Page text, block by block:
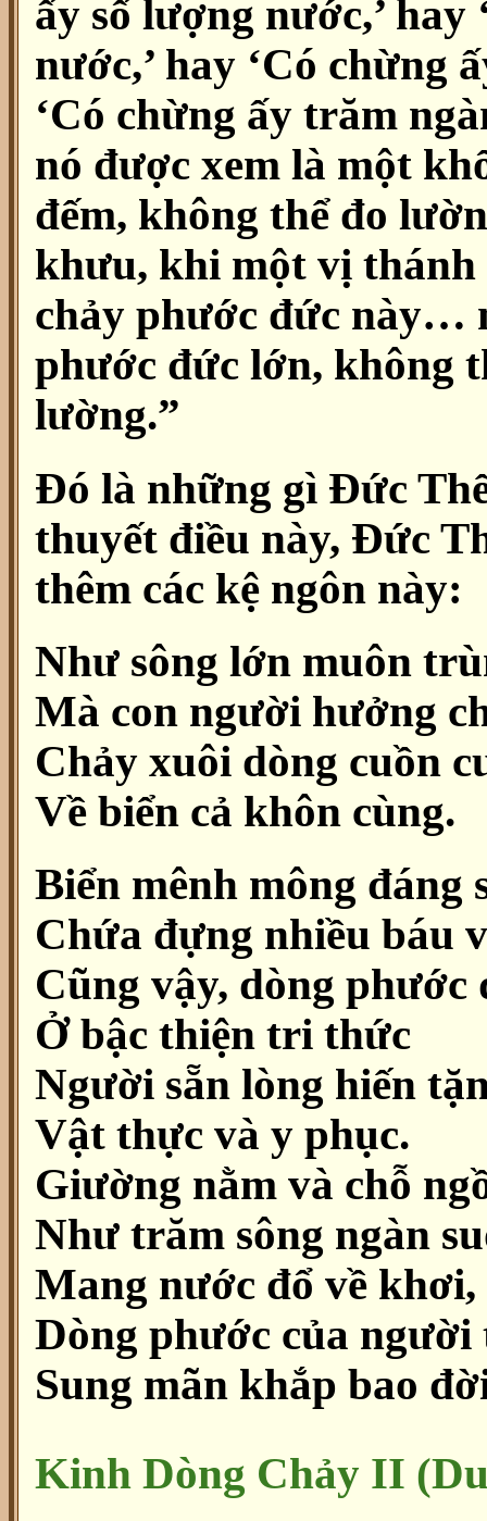
ấy số lượng nước,’
nước,’ hay ‘Có chừng
‘Có chừng ấy trăm
nó được xem là một
đếm, không thể đo
khưu, khi một vị
chảy phước đức này…
phước đức lớn, không
lường.”
Đó là những gì Đức
thuyết điều này, Đức
thêm các kệ ngôn này:
Như sông lớn muôn
Mà con người hưởng
Chảy xuôi dòng cuồn
Về biển cả khôn cùng.
Biển mênh mông đáng
Chứa đựng nhiều báu
Cũng vậy, dòng phước
Ở bậc thiện tri thức
Người sẵn lòng hiến
Vật thực và y phục.
Giường nằm và chỗ
Như trăm sông ngàn
Mang nước đổ về khơi,
Dòng phước của
Sung mãn khắp bao
Kinh Dòng Chảy II